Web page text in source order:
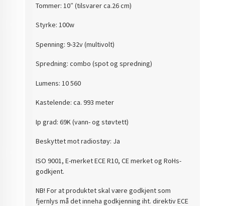
Tommer: 10″ (tilsvarer ca.26 cm)
Styrke: 100w
Spenning: 9-32v (multivolt)
Spredning: combo (spot og spredning)
Lumens: 10 560
Kastelende: ca. 993 meter
Ip grad: 69K (vann- og støvtett)
Beskyttet mot radiostøy: Ja
ISO 9001, E-merket ECE R10, CE merket og RoHs-
godkjent.
NB! For at produktet skal være godkjent som
fjernlys må det inneha godkjenning iht. direktiv ECE